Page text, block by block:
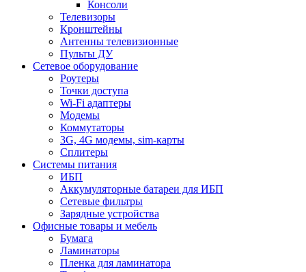
Консоли
Телевизоры
Кронштейны
Антенны телевизионные
Пульты ДУ
Сетевое оборудование
Роутеры
Точки доступа
Wi-Fi адаптеры
Модемы
Коммутаторы
3G, 4G модемы, sim-карты
Сплитеры
Системы питания
ИБП
Аккумуляторные батареи для ИБП
Сетевые фильтры
Зарядные устройства
Офисные товары и мебель
Бумага
Ламинаторы
Пленка для ламинатора